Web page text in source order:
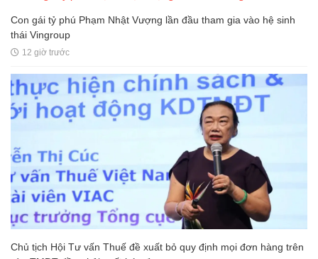
Con gái tỷ phú Phạm Nhật Vượng lần đầu tham gia vào hệ sinh
thái Vingroup
12 giờ trước
Chủ tịch Hội Tư vấn Thuế đề xuất bỏ quy định mọi đơn hàng trên